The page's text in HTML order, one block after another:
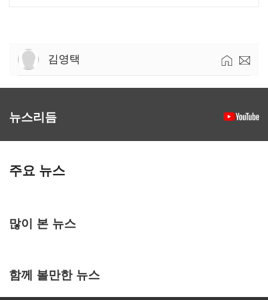
김영택
뉴스리듬
주요 뉴스
많이 본 뉴스
함께 볼만한 뉴스